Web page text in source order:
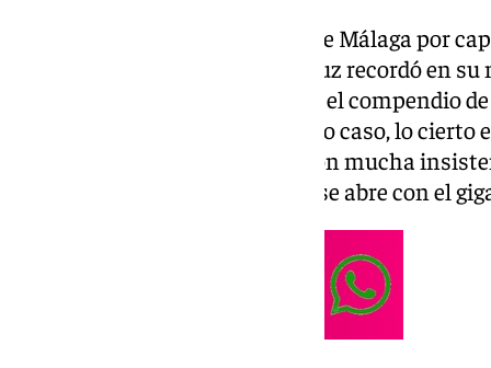
La principal candidatura es la de Málaga por
Sin embargo, el Gobierno andaluz recordó en
el vuelo como un beneficio para el compendio
comerciales o turísticas. En todo caso, lo cierto
Granada, en este último caso con mucha
interés a esta oportunidad que se abre con el